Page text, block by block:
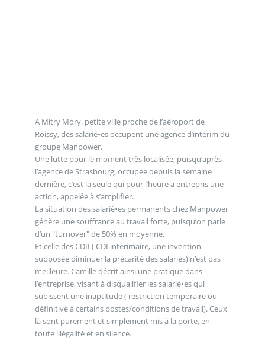
A Mitry Mory, petite ville proche de l’aéroport de
Roissy, des salarié•es occupent une agence d’intérim du
groupe Manpower.
Une lutte pour le moment très localisée, puisqu’après
l’agence de Strasbourg, occupée depuis la semaine
dernière, c’est la seule qui pour l’heure a entrepris une
action, appelée à s’amplifier.
La situation des salarié•es permanents chez Manpower
génère une souffrance au travail forte, puisqu’on parle
d’un "turnover" de 50% en moyenne.
Et celle des CDII ( CDI intérimaire, une invention
supposée diminuer la précarité des salariés) n’est pas
meilleure. Camille décrit ainsi une pratique dans
l’entreprise, visant à disqualifier les salarié•es qui
subissent une inaptitude ( restriction temporaire ou
définitive à certains postes/conditions de travail). Ceux
là sont purement et simplement mis à la porte, en
toute illégalité et en silence.